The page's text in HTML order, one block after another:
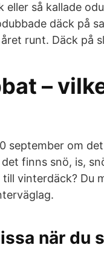
eller så kallade
däck på
runt. Däck på
–
september om
finns snö, is,
vinterdäck? Du
när du